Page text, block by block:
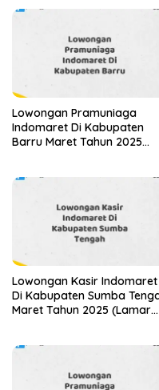
Lowongan Pramuniaga
Indomaret Di Kabupaten
Barru Maret Tahun 2025
Lowongan Kasir Indomaret
Di Kabupaten Sumba
Maret Tahun 2025 (Lamar